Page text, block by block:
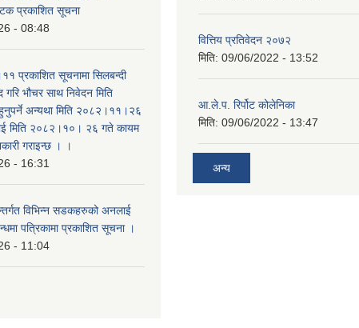
प्रकाशित सूचना
- 08:48
प्रकाशित सूचनामा सिलबन्दी
गरि भौचर साथ निवेदन मिति
अन्यथा मिति २०८२।११।२६
मिति २०८२।१०। २६ गते कायम
गराइन्छ । ।
- 16:31
विभिन्न सडकहरुको अनलाई
पत्रिकामा प्रकाशित सूचना ।
- 11:04
वित्तिय प्रतिवेदन २०७२
मिति: 09/06/2022 - 13:52
आ.ले.प. रिर्पोट कोलेनिका
मिति: 09/06/2022 - 13:47
अन्य